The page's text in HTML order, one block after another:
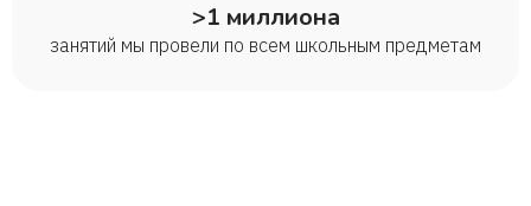
>1 миллиона
занятий мы провели по всем школьным предметам